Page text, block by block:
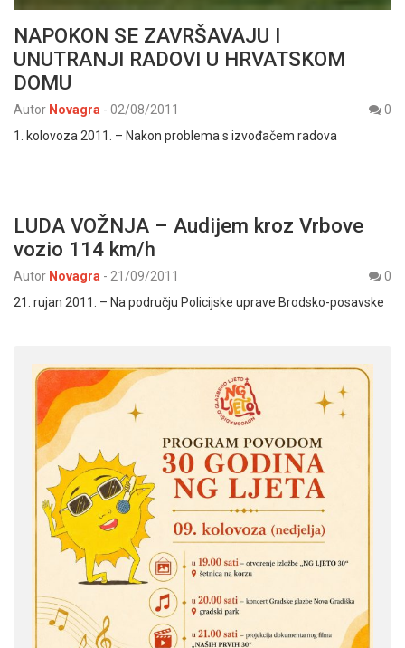
NAPOKON SE ZAVRŠAVAJU I
UNUTRANJI RADOVI U HRVATSKOM
DOMU
Autor Novagra - 02/08/2011
0
1. kolovoza 2011. – Nakon problema s izvođačem radova
LUDA VOŽNJA – Audijem kroz Vrbove
vozio 114 km/h
Autor Novagra - 21/09/2011
0
21. rujan 2011. – Na području Policijske uprave Brodsko-posavske